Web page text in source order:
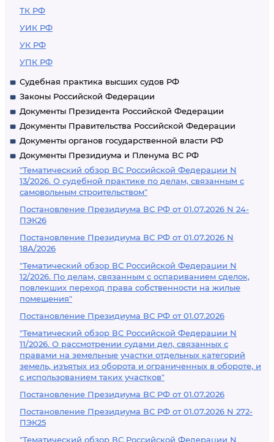
ТК РФ
УИК РФ
УК РФ
УПК РФ
Судебная практика высших судов РФ
Законы Российской Федерации
Документы Президента Российской Федерации
Документы Правительства Российской Федерации
Документы органов государственной власти РФ
Документы Президиума и Пленума ВС РФ
"Тематический обзор ВС Российской Федерации N
13/2026. О судебной практике по делам, связанным с
самовольным строительством"
Постановление Президиума ВС РФ от 01.07.2026 N 24-
ПЭК26
Постановление Президиума ВС РФ от 01.07.2026 N
18А/2026
"Тематический обзор ВС Российской Федерации N
12/2026. По делам, связанным с оспариванием сделок,
повлекших переход права собственности на жилые
помещения"
Постановление Президиума ВС РФ от 01.07.2026
"Тематический обзор ВС Российской Федерации N
11/2026. О рассмотрении судами дел, связанных с
правами на земельные участки отдельных категорий
земель, изъятых из оборота и ограниченных в обороте, и
с использованием таких участков"
Постановление Президиума ВС РФ от 01.07.2026
Постановление Президиума ВС РФ от 01.07.2026 N 272-
ПЭК25
"Тематический обзор ВС Российской Федерации N